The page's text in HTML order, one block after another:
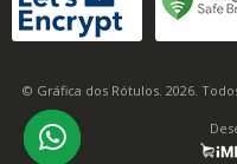
© Gráfica dos Rótulos. 2026.